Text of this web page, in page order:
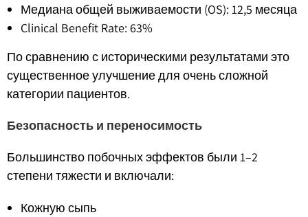
Медиана общей выживаемости (OS): 12,5 месяца
Clinical Benefit Rate: 63%
По сравнению с историческими результатами это
существенное улучшение для очень сложной
категории пациентов.
Безопасность и переносимость
Большинство побочных эффектов были 1–2
степени тяжести и включали:
Кожную сыпь